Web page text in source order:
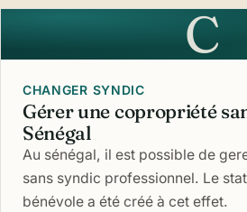
C
CHANGER SYNDIC
Gérer une copropriété
Sénégal
Au sénégal, il est possible de
sans syndic professionnel. Le
bénévole a été créé à cet effet.